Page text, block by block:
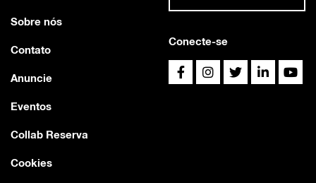
Sobre nós
Contato
Anuncie
Eventos
Collab Reserva
Cookies
Conecte-se